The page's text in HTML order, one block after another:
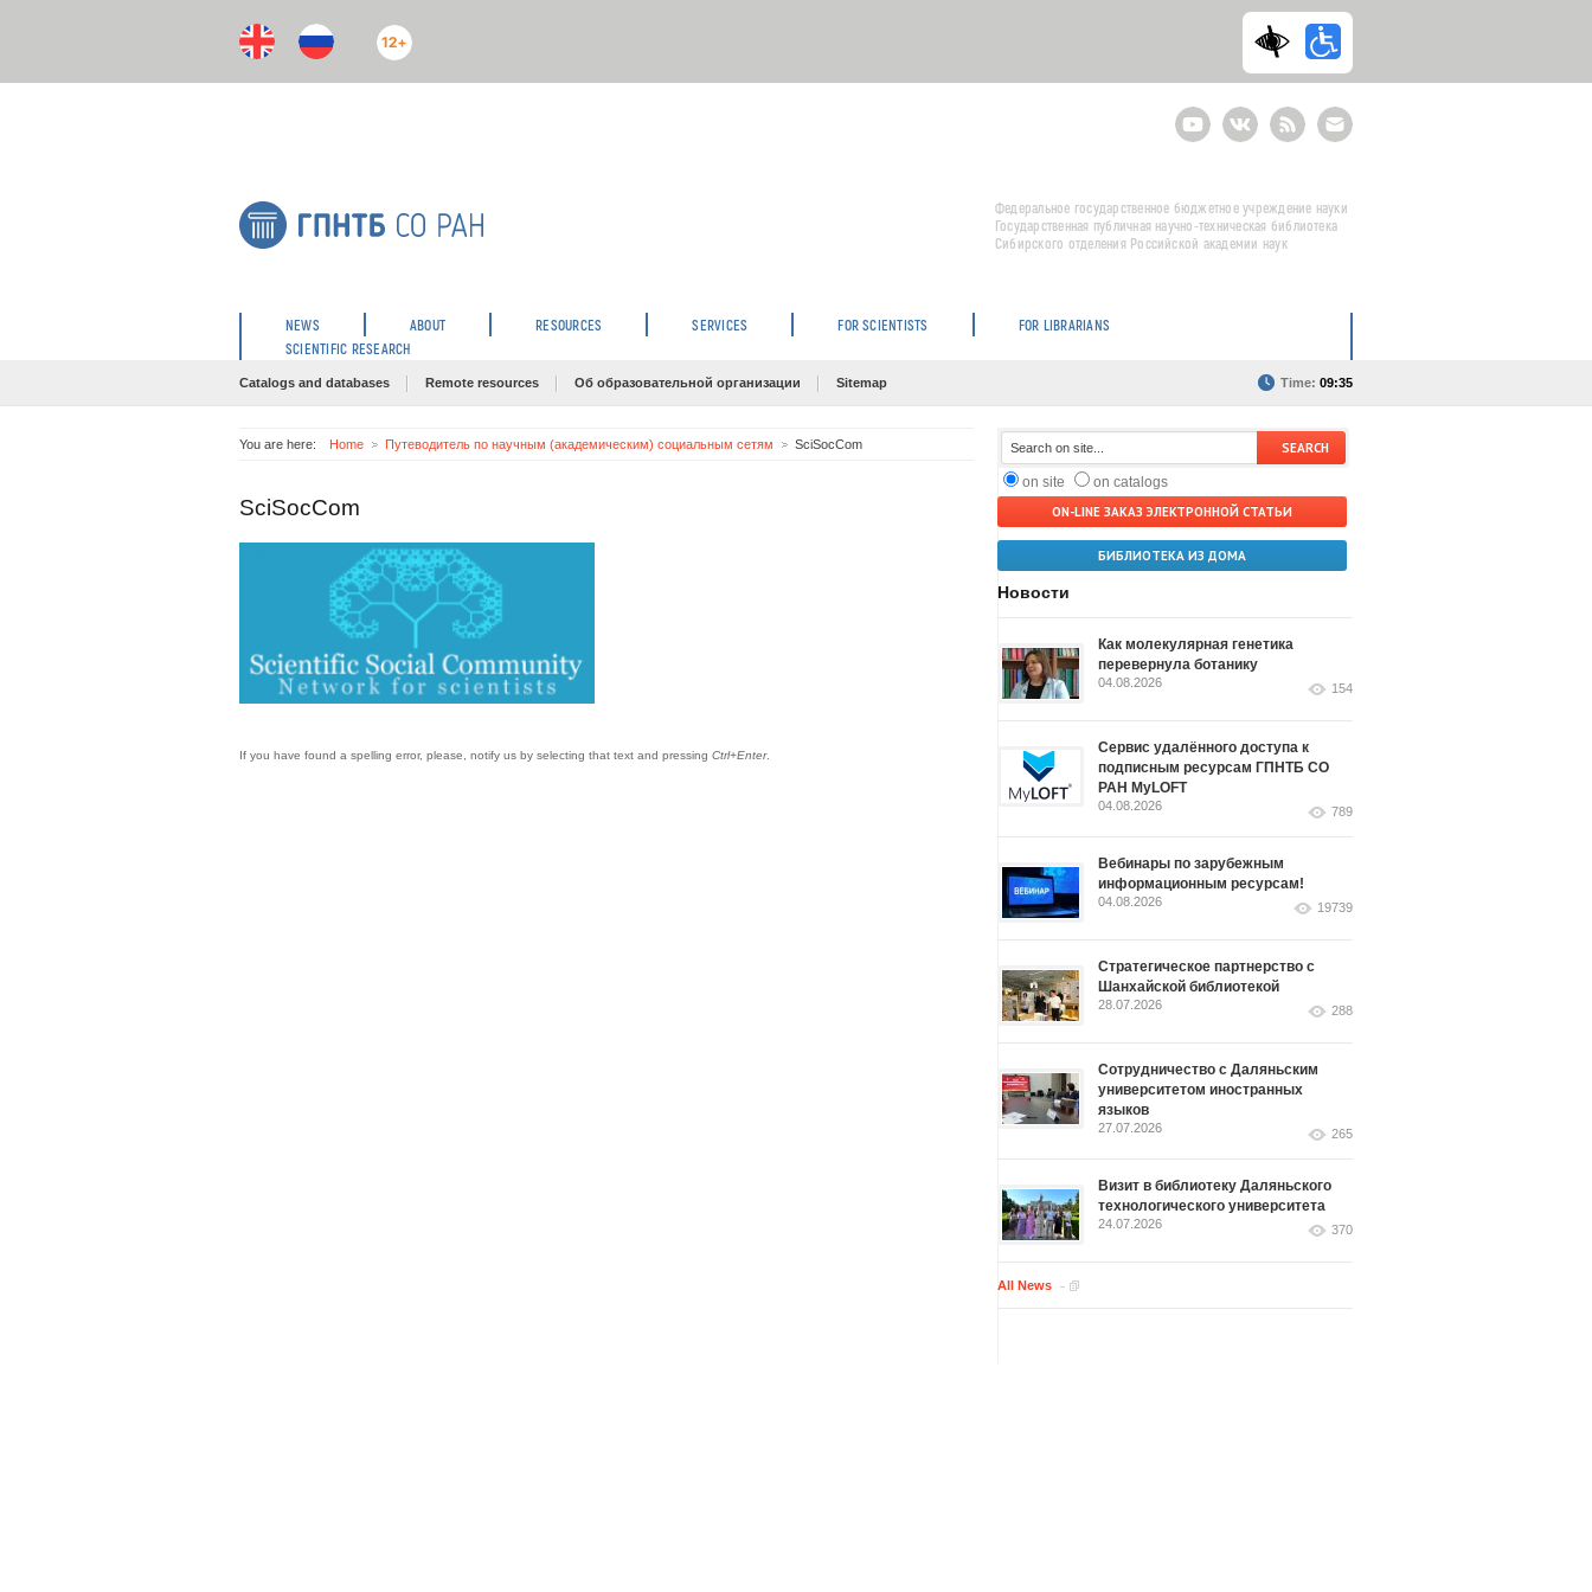
12+
YoutubeВКонтактеRSS
E-
mail
подписка
Федеральное государственное бюджетное учреждение науки
Государственная публичная научно-техническая библиотека
Сибирского отделения Российской академии наук
NEWS ABOUT RESOURCES SERVICES FOR SCIENTISTS
FOR LIBRARIANS
SCIENTIFIC RESEARCH
Catalogs and databases Remote resources Об образовательной организации Sitemap Time: 09:35
You are here: Home Путеводитель по научным (академическим) социальным сетям SciSocCom
SciSocCom
If you have found a spelling error, please, notify us by selecting that text and pressing Ctrl+Enter.
on site
on catalogs
ON-LINE ЗАКАЗ ЭЛЕКТРОННОЙ СТАТЬИ
БИБЛИОТЕКА ИЗ ДОМА
Новости
Как молекулярная генетика
перевернула ботанику
04.08.2026 154
Сервис удалённого доступа к
подписным ресурсам ГПНТБ СО
РАН MyLOFT
04.08.2026 789
Вебинары по зарубежным
информационным ресурсам!
04.08.2026 19739
Стратегическое партнерство с
Шанхайской библиотекой
28.07.2026 288
Сотрудничество с Даляньским
университетом иностранных
языков
27.07.2026 265
Визит в библиотеку Даляньского
технологического университета
24.07.2026 370
All News